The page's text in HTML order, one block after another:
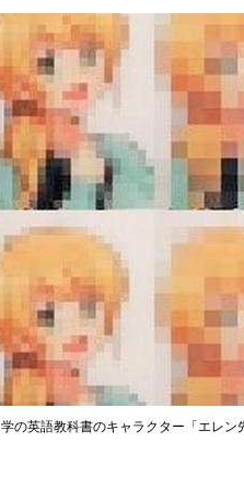
の英語教科書のキャラクター「エレ